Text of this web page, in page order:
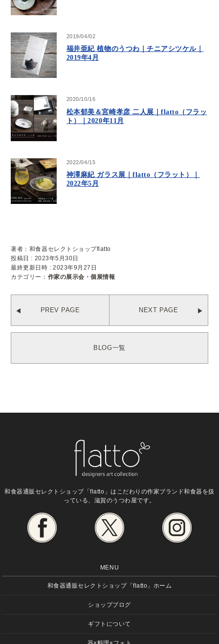
2019/04/02
福井亜紀 植物のうつわ｜チニアシツケル｜
2019年4月
2020/10/16
松本郁美＆宮崎孝彦 二人展｜flatto（フラッ
ト）｜2020年11月
2022/04/15
神澤麻紀 ガラス展｜flatto（フラット）｜
2022年5月
著者：和食器セレクトショップflatto
投稿日 : 2023年5月30日
最終更新日時 : 2023年9月27日
カテゴリー： 作家の展示会・個展情報
PREV PAGE NEXT PAGE
BLOG一覧
和食器通販セレクトショップ「flatto」は こだわりの作家ブランド和食器を扱
っている、滋賀のうつわ屋です。
MENU
和食器通販セレクトショップ「flatto」ホーム
ショップブログ
ギフトについて